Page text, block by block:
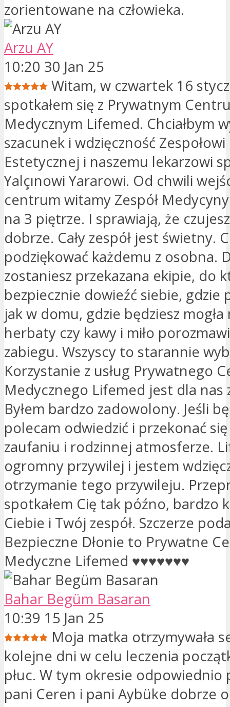
zorientowane na człowieka.
Arzu AY
10:20 30 Jan 25
Witam, w czwartek 16
spotkałem się z Prywatnym
Medycznym Lifemed. Chciałbym
szacunek i wdzięczność
Estetycznej i naszemu lekarzowi
Yalçınowi Yararowi. Od chwili
centrum witamy Zespół
na 3 piętrze. I sprawiają, że
dobrze. Cały zespół jest świetny.
podziękować każdemu z osobna.
zostaniesz przekazana ekipie, do
bezpiecznie dowieźć siebie, gdzie
jak w domu, gdzie będziesz mogła
herbaty czy kawy i miło
zabiegu. Wszyscy to starannie
Korzystanie z usług Prywatnego
Medycznego Lifemed jest dla nas
Byłem bardzo zadowolony. Jeśli
polecam odwiedzić i przekonać
zaufaniu i rodzinnej atmosferze.
ogromny przywilej i jestem
otrzymanie tego przywileju.
spotkałem Cię tak późno, bardzo
Ciebie i Twój zespół. Szczerze
Bezpieczne Dłonie to Prywatne
Medyczne Lifemed ♥♥♥♥♥♥♥
Bahar Begüm Basaran
10:39 15 Jan 25
Moja matka otrzymywała
kolejne dni w celu leczenia
płuc. W tym okresie odpowiednio
pani Ceren i pani Aybüke dobrze